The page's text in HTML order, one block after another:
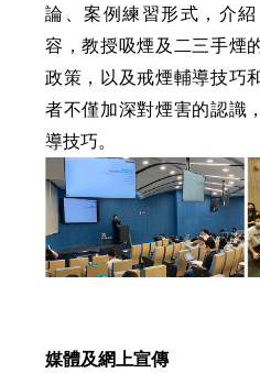
論、案例練習形式，介
容，教授吸煙及二三手煙
政策，以及戒煙輔導技巧
者不僅加深對煙害的認識
導技巧。
媒體及網上宣傳